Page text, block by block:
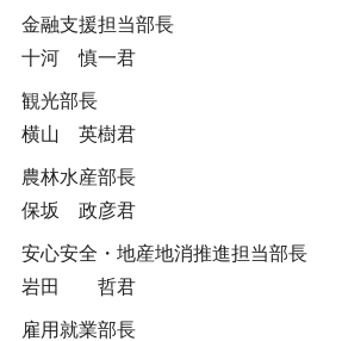
金融支援担当部長
十河 慎一君
観光部長
横山 英樹君
農林水産部長
保坂 政彦君
安心安全・地産地消推進担当部長
岩田 哲君
雇用就業部長